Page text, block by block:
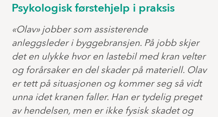
Psykologisk førstehjelp i praksis
«Olav» jobber som assisterende
anleggsleder i byggebransjen. På jobb skjer
det en ulykke hvor en lastebil med kran velter
og forårsaker en del skader på materiell. Olav
er tett på situasjonen og kommer seg så vidt
unna idet kranen faller. Han er tydelig preget
av hendelsen, men er ikke fysisk skadet og